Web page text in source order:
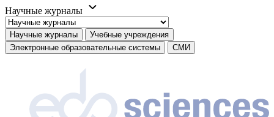
Научные журналы
Научные журналы
Учебные учреждения
Электронные образовательные системы
СМИ